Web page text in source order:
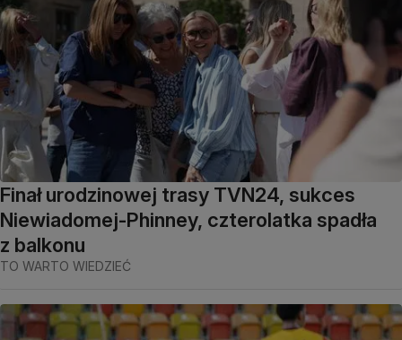
Finał urodzinowej trasy TVN24, sukces
Niewiadomej-Phinney, czterolatka spadła
z balkonu
TO WARTO WIEDZIEĆ